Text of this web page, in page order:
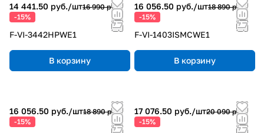
14 441.50 руб./шт16 990 руб.
-15%
F-VI-3442HPWE1
В корзину
16 056.50 руб./шт18 890 руб.
-15%
F-VI-1403ISMCWE1
В корзину
16 056.50 руб./шт18 890 руб.
-15%
17 076.50 руб./шт20 090 руб.
-15%